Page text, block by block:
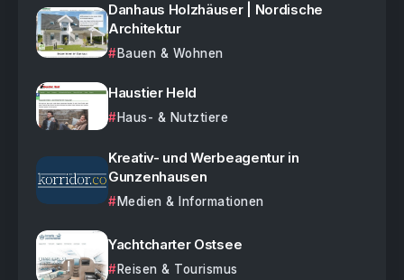
Danhaus Holzhäuser | Nordische
Architektur
Bauen & Wohnen
Haustier Held
Haus- & Nutztiere
Kreativ- und Werbeagentur in
Gunzenhausen
Medien & Informationen
Yachtcharter Ostsee
Reisen & Tourismus